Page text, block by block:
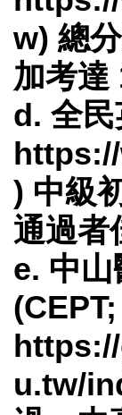
w) 總
加考達
d. 全民
) 中級
通過者
e. 中
(CEPT;
u.tw/